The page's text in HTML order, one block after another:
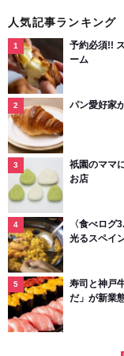
人気記事ランキング
予約必須!!
ーム
パン愛好家
祇園のママ
お店
〈食べロ
光るスペイ
寿司と神戸
だ」が新業